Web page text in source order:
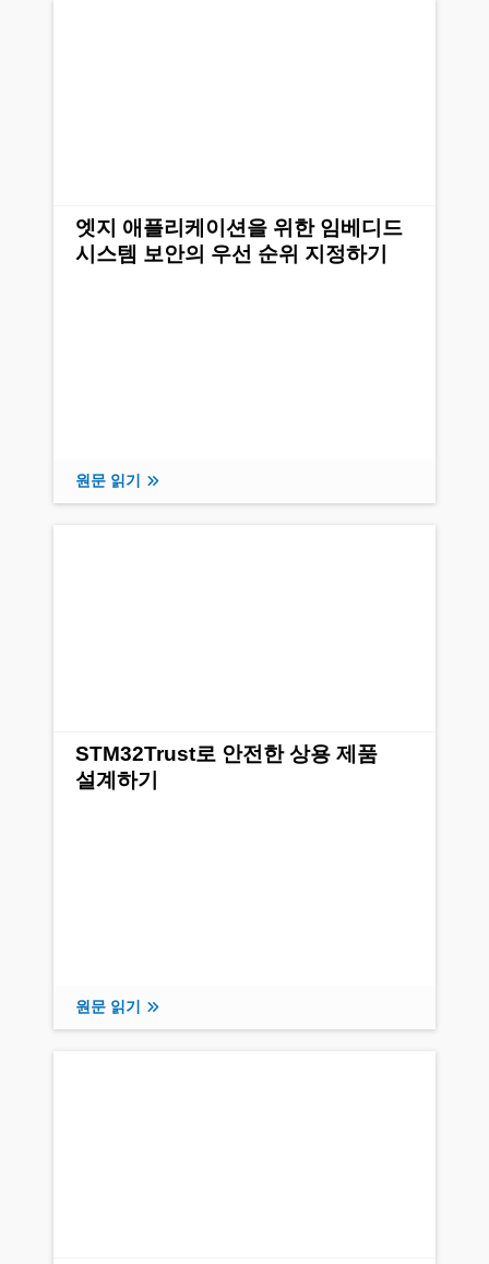
엣지 애플리케이션을 위한 임베디드
시스템 보안의 우선 순위 지정하기
원문 읽기
STM32Trust로 안전한 상용 제품
설계하기
원문 읽기